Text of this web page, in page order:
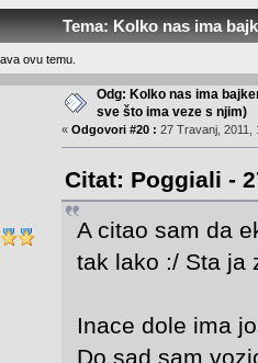
Tema: Kolko nas ima
ovu temu.
Odg: Kolko nas ima
sve što ima veze s njim)
« Odgovori #20 : 27 Travanj, 2011,
Citat: Poggiali -
A citao sam da
tak lako :/ Sta ja
Inace dole ima
Do sad sam